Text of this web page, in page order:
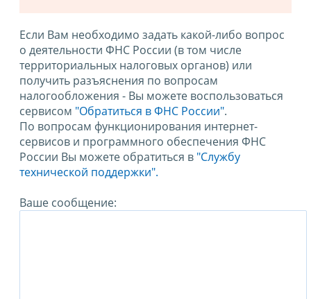
Если Вам необходимо задать какой-либо вопрос
о деятельности ФНС России (в том числе
территориальных налоговых органов) или
получить разъяснения по вопросам
налогообложения - Вы можете воспользоваться
сервисом "Обратиться в ФНС России".
По вопросам функционирования интернет-
сервисов и программного обеспечения ФНС
России Вы можете обратиться в "Службу
технической поддержки".
Ваше сообщение: